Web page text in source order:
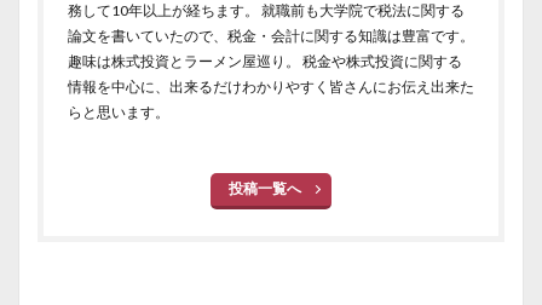
務して10年以上が経ちます。 就職前も大学院で税法に関する
論文を書いていたので、税金・会計に関する知識は豊富です。
趣味は株式投資とラーメン屋巡り。 税金や株式投資に関する
情報を中心に、出来るだけわかりやすく皆さんにお伝え出来た
らと思います。
投稿一覧へ